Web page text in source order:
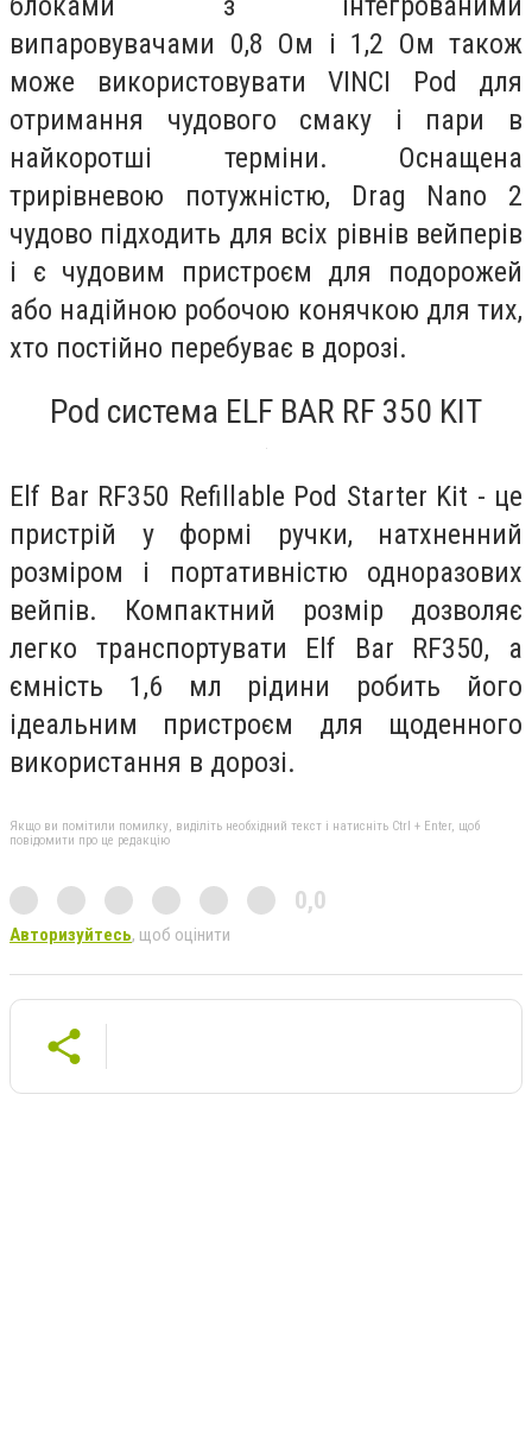
випаровувачами 0,8 Ом і 1,2 Ом також
може використовувати VINCI Pod для
отримання чудового смаку і пари в
найкоротші терміни. Оснащена
трирівневою потужністю, Drag Nano 2
чудово підходить для всіх рівнів вейперів
і є чудовим пристроєм для подорожей
або надійною робочою конячкою для тих,
хто постійно перебуває в дорозі.
Pod система ELF BAR RF 350 KIT
Elf Bar RF350 Refillable Pod Starter Kit - це
пристрій у формі ручки, натхненний
розміром і портативністю одноразових
вейпів. Компактний розмір дозволяє
легко транспортувати Elf Bar RF350, а
ємність 1,6 мл рідини робить його
ідеальним пристроєм для щоденного
використання в дорозі.
Якщо ви помітили помилку, виділіть необхідний текст і натисніть Ctrl + Enter, щоб
повідомити про це редакцію
0,0
Авторизуйтесь, щоб оцінити